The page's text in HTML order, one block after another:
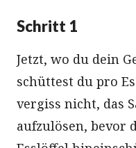
Schritt 1
Jetzt, wo du dein
schüttest du pro
vergiss nicht, das
aufzulösen, bevor